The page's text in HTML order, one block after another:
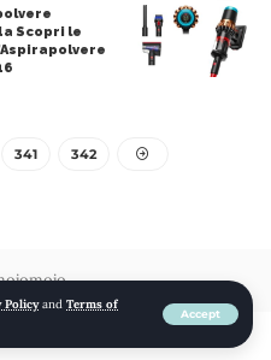
Policyand Terms of
Accept
Scopri le
341 342